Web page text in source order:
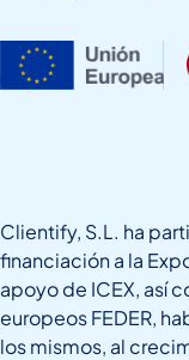
Clientify, S.L. ha
financiación a la
apoyo de ICEX, así
europeos FEDER,
los mismos, al